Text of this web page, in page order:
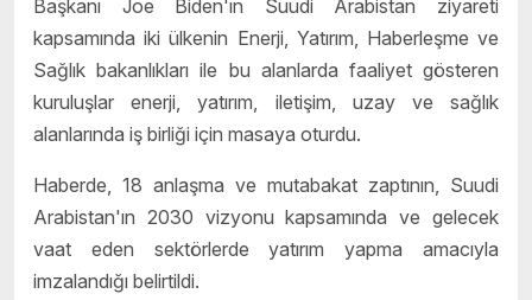
Başkanı Joe Biden'ın Suudi Arabistan ziyareti
kapsamında iki ülkenin Enerji, Yatırım, Haberleşme ve
Sağlık bakanlıkları ile bu alanlarda faaliyet gösteren
kuruluşlar enerji, yatırım, iletişim, uzay ve sağlık
alanlarında iş birliği için masaya oturdu.
Haberde, 18 anlaşma ve mutabakat zaptının, Suudi
Arabistan'ın 2030 vizyonu kapsamında ve gelecek
vaat eden sektörlerde yatırım yapma amacıyla
imzalandığı belirtildi.